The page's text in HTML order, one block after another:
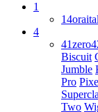
1
4
Biscuit
Jumble
Pro
Two